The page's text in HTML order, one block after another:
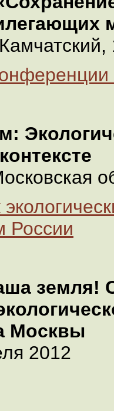
России
земля!
Москвы
2012